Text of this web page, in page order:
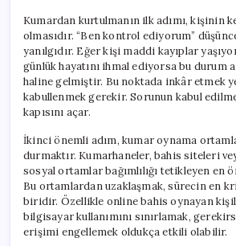
Kumardan kurtulmanın ilk adımı, kişinin
olmasıdır. “Ben kontrol ediyorum”
yanılgıdır. Eğer kişi maddi kayıplar
günlük hayatını ihmal ediyorsa bu durum
haline gelmiştir. Bu noktada inkâr etmek
kabullenmek gerekir. Sorunun kabul
kapısını açar.
İkinci önemli adım, kumar oynama
durmaktır. Kumarhaneler, bahis siteleri
sosyal ortamlar bağımlılığı tetikleyen en
Bu ortamlardan uzaklaşmak, sürecin en
biridir. Özellikle online bahis oynayan
bilgisayar kullanımını sınırlamak,
erişimi engellemek oldukça etkili olabilir.